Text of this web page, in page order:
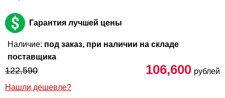
Гарантия лучшей цены
Наличие: под заказ, при наличии на складе
поставщика
122,590 106,600 рублей
Нашли дешевле?